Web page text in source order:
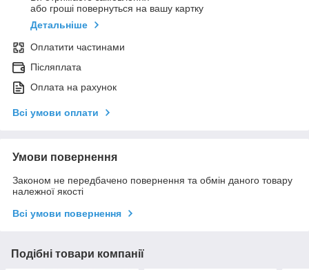
або гроші повернуться на вашу картку
Детальніше
Оплатити частинами
Післяплата
Оплата на рахунок
Всі умови оплати
Умови повернення
Законом не передбачено повернення та обмін даного товару
належної якості
Всі умови повернення
Подібні товари компанії